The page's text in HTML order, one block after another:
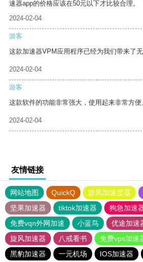
速器app的价格应该在50元以下才比较合理。
2024-02-04
游客
这款加速器VPM应用程序已经为我们带来了
2024-02-04
游客
这款软件的功能非常强大，使用起来非常方便
2024-02-04
友情链接
网站地图 QuickQ 旋风加速度器
坚果加速器
tiktok加速器
狗急加速
免费vqn外网加速
小蓝鸟 优途加速
旋风加速器
八戒看书
免费vps加速
黑豹加速器
一元机场 IOS加速器